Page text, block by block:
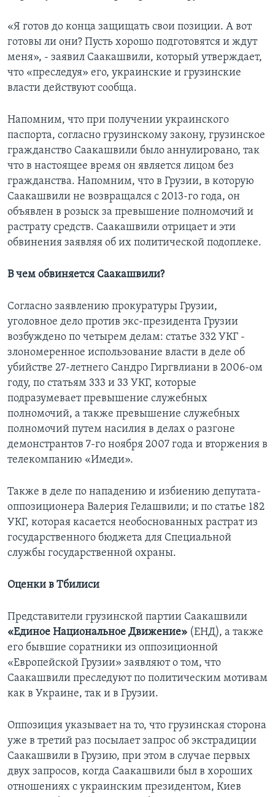
«Я готов до конца защищать свои позиции. А вот
готовы ли они? Пусть хорошо подготовятся и ждут
меня», - заявил Саакашвили, который утверждает,
что «преследуя» его, украинские и грузинские
власти действуют сообща.
Напомним, что при получении украинского
паспорта, согласно грузинскому закону, грузинское
гражданство Саакашвили было аннулировано, так
что в настоящее время он является лицом без
гражданства. Напомним, что в Грузии, в которую
Саакашвили не возвращался с 2013-го года, он
объявлен в розыск за превышение полномочий и
растрату средств. Саакашвили отрицает и эти
обвинения заявляя об их политической подоплеке.
В чем обвиняется Саакашвили?
Согласно заявлению прокуратуры Грузии,
уголовное дело против экс-президента Грузии
возбуждено по четырем делам: статье 332 УКГ -
злономеренное использование власти в деле об
убийстве 27-летнего Сандро Гиргвлиани в 2006-ом
году, по статьям 333 и 33 УКГ, которые
подразумевает превышение служебных
полномочий, а также превышение служебных
полномочий путем насилия в делах о разгоне
демонстрантов 7-го ноября 2007 года и вторжения в
телекомпанию «Имеди».
Также в деле по нападению и избиению депутата-
оппозиционера Валерия Гелашвили; и по статье 182
УКГ, которая касается необоснованных растрат из
государственного бюджета для Специальной
службы государственной охраны.
Оценки в Тбилиси
Представители грузинской партии Саакашвили
«Единое Национальное Движение» (ЕНД), а также
его бывшие соратники из оппозиционной
«Европейской Грузии» заявляют о том, что
Саакашвили преследуют по политическим мотивам
как в Украине, так и в Грузии.
Оппозиция указывает на то, что грузинская сторона
уже в третий раз посылает запрос об экстрадиции
Саакашвили в Грузию, при этом в случае первых
двух запросов, когда Саакашвили был в хороших
отношениях с украинским президентом, Киев